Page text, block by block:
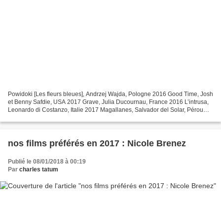
Powidoki [Les fleurs bleues], Andrzej Wajda, Pologne 2016 Good Time, Josh
et Benny Safdie, USA 2017 Grave, Julia Ducournau, France 2016 L’intrusa,
Leonardo di Costanzo, Italie 2017 Magallanes, Salvador del Solar, Pérou
nos films préférés en 2017 : Nicole Brenez
Publié le 08/01/2018 à 00:19
Par charles tatum